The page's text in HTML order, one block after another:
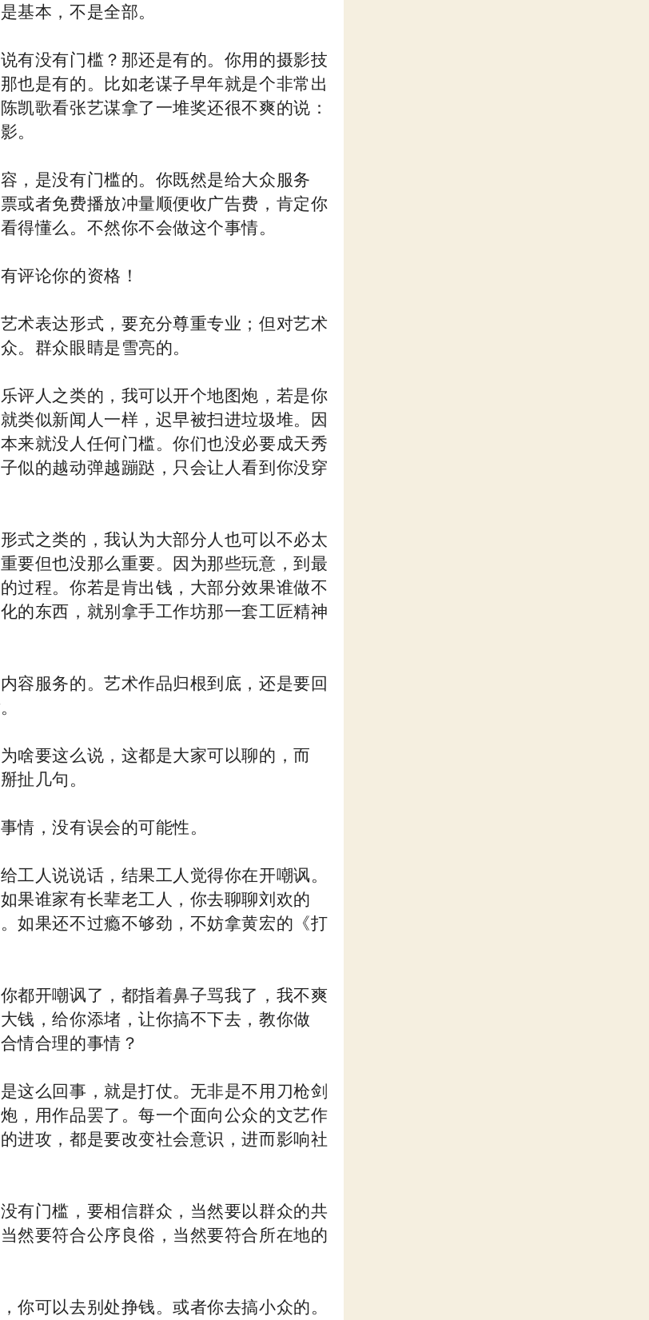
基本，不是全部。
有没有门槛？那还是有的。你用的摄影技
也是有的。比如老谋子早年就是个非常出
凯歌看张艺谋拿了一堆奖还很不爽的说：
。
，是没有门槛的。你既然是给大众服务
或者免费播放冲量顺便收广告费，肯定你
得懂么。不然你不会做这个事情。
评论你的资格！
术表达形式，要充分尊重专业；但对艺术
。群众眼睛是雪亮的。
评人之类的，我可以开个地图炮，若是你
类似新闻人一样，迟早被扫进垃圾堆。因
来就没人任何门槛。你们也没必要成天秀
似的越动弹越蹦跶，只会让人看到你没穿
式之类的，我认为大部分人也可以不必太
要但也没那么重要。因为那些玩意，到最
过程。你若是肯出钱，大部分效果谁做不
的东西，就别拿手工作坊那一套工匠精神
容服务的。艺术作品归根到底，还是要回
。
啥要这么说，这都是大家可以聊的，而
扯几句。
情，没有误会的可能性。
工人说说话，结果工人觉得你在开嘲讽。
果谁家有长辈老工人，你去聊聊刘欢的
。如果还不过瘾不够劲，不妨拿黄宏的《打
都开嘲讽了，都指着鼻子骂我了，我不爽
钱，给你添堵，让你搞不下去，教你做
情合理的事情？
这么回事，就是打仗。无非是不用刀枪剑
，用作品罢了。每一个面向公众的文艺作
进攻，都是要改变社会意识，进而影响社
有门槛，要相信群众，当然要以群众的共
然要符合公序良俗，当然要符合所在地的
你可以去别处挣钱。或者你去搞小众的。